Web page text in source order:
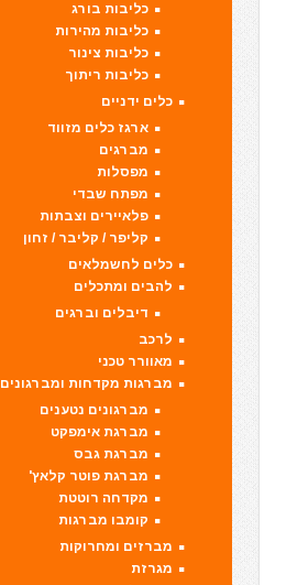
כליבות בורג
כליבות מהירות
כליבות צינור
כליבות ריתוך
כלים ידניים
ארגז כלים מזווד
מברגים
מפסלות
מפתח שבדי
פלאיירים וצבתות
קליפר / קליבר / זחון
כלים לחשמלאים
להבים ומתכלים
דיבלים וברגים
לרכב
מאוורר טכני
מברגות מקדחות ומברגונים
מברגונים נטענים
מברגת אימפקט
מברגת גבס
מברגת פוטר קלאץ'
מקדחה רוטטת
קומבו מברגות
מברזים ומחרוקות
מגרזת